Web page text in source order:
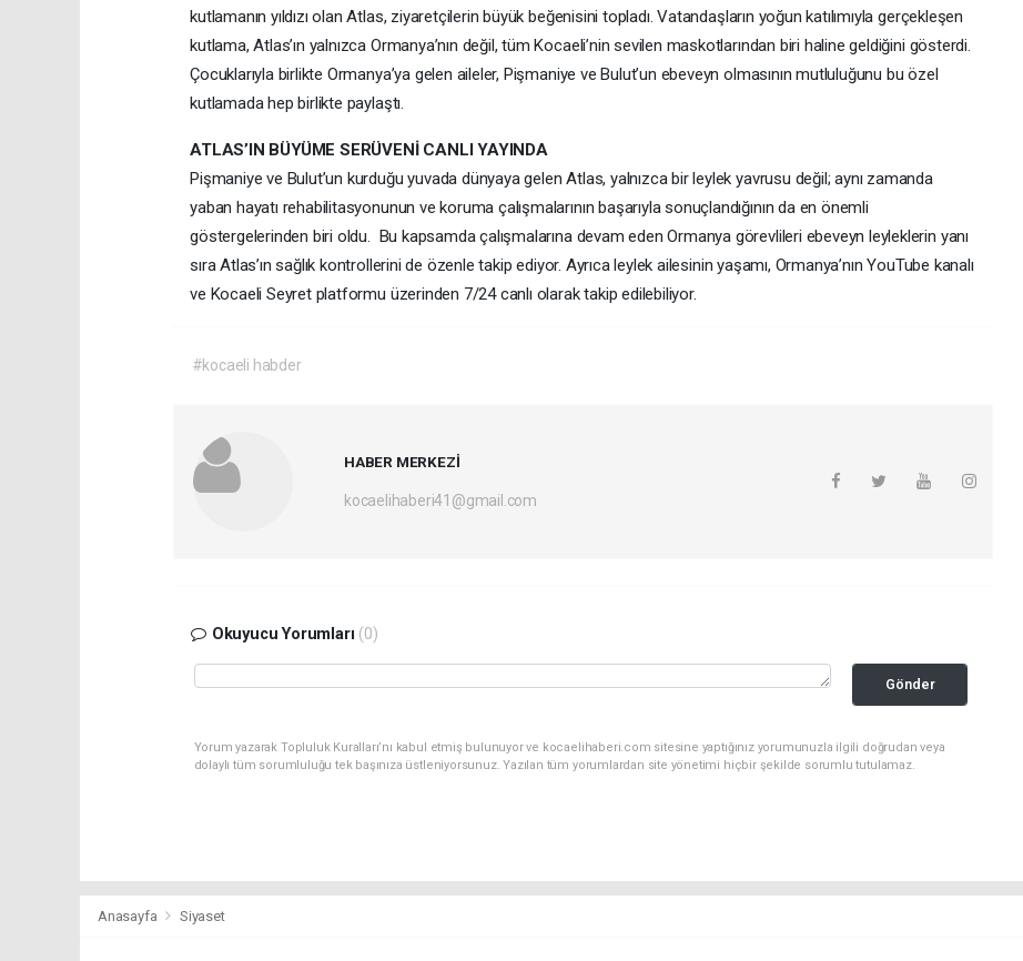
kutlamanın yıldızı olan Atlas, ziyaretçilerin büyük beğenisini topladı. Vatandaşların yoğun katılımıyla gerçekleşen
kutlama, Atlas’ın yalnızca Ormanya’nın değil, tüm Kocaeli’nin sevilen maskotlarından biri haline geldiğini gösterdi.
Çocuklarıyla birlikte Ormanya’ya gelen aileler, Pişmaniye ve Bulut’un ebeveyn olmasının mutluluğunu bu özel
kutlamada hep birlikte paylaştı.
ATLAS’IN BÜYÜME SERÜVENİ CANLI YAYINDA
Pişmaniye ve Bulut’un kurduğu yuvada dünyaya gelen Atlas, yalnızca bir leylek yavrusu değil; aynı zamanda
yaban hayatı rehabilitasyonunun ve koruma çalışmalarının başarıyla sonuçlandığının da en önemli
göstergelerinden biri oldu. Bu kapsamda çalışmalarına devam eden Ormanya görevlileri ebeveyn leyleklerin yanı
sıra Atlas’ın sağlık kontrollerini de özenle takip ediyor. Ayrıca leylek ailesinin yaşamı, Ormanya’nın YouTube kanalı
ve Kocaeli Seyret platformu üzerinden 7/24 canlı olarak takip edilebiliyor.
#kocaeli habder
HABER MERKEZİ
kocaelihaberi41@gmail.com
Okuyucu Yorumları (0)
Gönder
Yorum yazarak Topluluk Kuralları’nı kabul etmiş bulunuyor ve kocaelihaberi.com sitesine yaptığınız yorumunuzla ilgili doğrudan veya
dolaylı tüm sorumluluğu tek başınıza üstleniyorsunuz. Yazılan tüm yorumlardan site yönetimi hiçbir şekilde sorumlu tutulamaz.
Anasayfa Siyaset